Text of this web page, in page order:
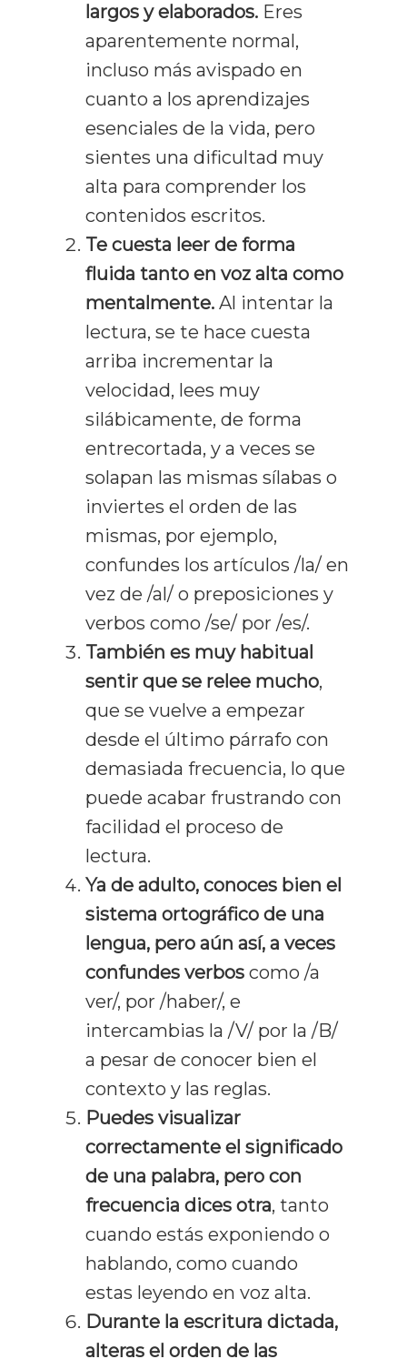
largos y elaborados. Eres
aparentemente normal,
incluso más avispado en
cuanto a los aprendizajes
esenciales de la vida, pero
sientes una dificultad muy
alta para comprender los
contenidos escritos.
Te cuesta leer de forma
fluida tanto en voz alta como
mentalmente. Al intentar la
lectura, se te hace cuesta
arriba incrementar la
velocidad, lees muy
silábicamente, de forma
entrecortada, y a veces se
solapan las mismas sílabas o
inviertes el orden de las
mismas, por ejemplo,
confundes los artículos /la/ en
vez de /al/ o preposiciones y
verbos como /se/ por /es/.
También es muy habitual
sentir que se relee mucho,
que se vuelve a empezar
desde el último párrafo con
demasiada frecuencia, lo que
puede acabar frustrando con
facilidad el proceso de
lectura.
Ya de adulto, conoces bien el
sistema ortográfico de una
lengua, pero aún así, a veces
confundes verbos como /a
ver/, por /haber/, e
intercambias la /V/ por la /B/
a pesar de conocer bien el
contexto y las reglas.
Puedes visualizar
correctamente el significado
de una palabra, pero con
frecuencia dices otra, tanto
cuando estás exponiendo o
hablando, como cuando
estas leyendo en voz alta.
Durante la escritura dictada,
alteras el orden de las